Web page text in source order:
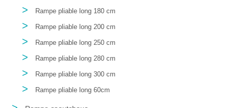
> Rampe pliable long 180 cm
> Rampe pliable long 200 cm
> Rampe pliable long 250 cm
> Rampe pliable long 280 cm
> Rampe pliable long 300 cm
> Rampe pliable long 60cm